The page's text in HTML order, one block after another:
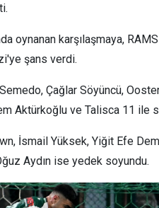
oynanan karşılaşmaya,
şans verdi.
Çağlar Söyüncü,
Aktürkoğlu ve Talisca 11 ile
İsmail Yüksek, Yiğit Efe
Aydın ise yedek soyundu.
elendi